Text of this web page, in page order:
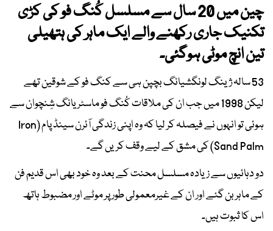
چین میں 20 سال سے مسلسل کُنگ فو کی کڑی
تکنیک جاری رکھنے والے ایک ماہر کی ہتھیلی
تین انچ موٹی ہوگئی۔
53 سالہ ژینگ لونگشیانگ بچپن ہی سے کنگ فو کے شوقین تھے
لیکن 1998 میں جب ان کی ملاقات کُنگ فو ماسٹر یانگ شِنچوان سے
ہوئی تو انہوں نے فیصلہ کر لیا کہ وہ اپنی زندگی آئرن سینڈ پام (Iron
Sand Palm) کی مشق کے لیے وقف کریں گے۔
دو دہائیوں سے زیادہ مسلسل محنت کے بعد وہ خود بھی اس قدیم فن
کے ماہر بن گئے اور ان کے غیرمعمولی طور پر موٹے اور مضبوط ہاتھ
اس کا ثبوت ہیں۔